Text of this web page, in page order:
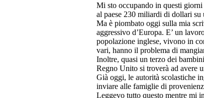
Mi sto occupando in questi giorni
al paese 230 miliardi di dollari su
Ma è piombato oggi sulla mia
aggressivo d’Europa. E’ un
popolazione inglese, vivono in
vari, hanno il problema di
Inoltre, quasi un terzo dei
Regno Unito si troverà ad avere
Già oggi, le autorità scolastiche
inviare alle famiglie di
Leggevo tutto questo mentre mi